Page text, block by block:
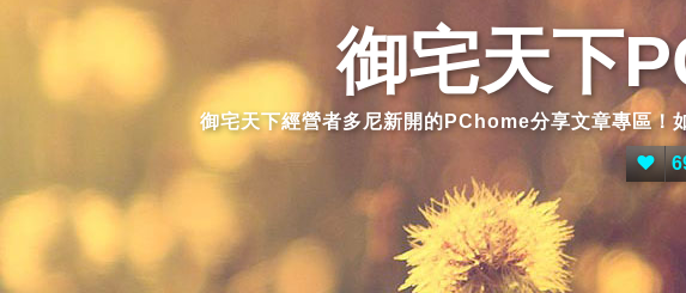
御宅天下
御宅天下經營者多尼新開的PChome分享文章專區